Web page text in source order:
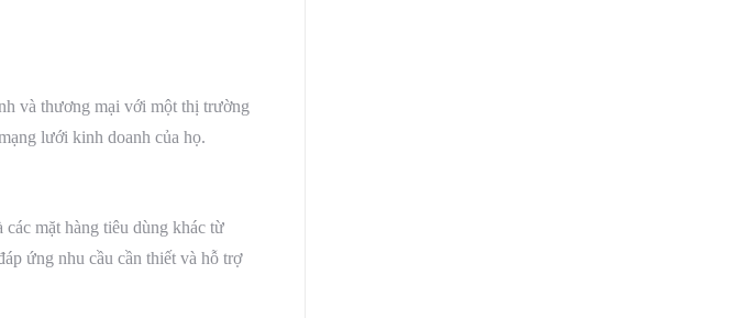
và thương mại với một thị trường
lưới kinh doanh của họ.
mặt hàng tiêu dùng khác từ
ứng nhu cầu cần thiết và hỗ trợ